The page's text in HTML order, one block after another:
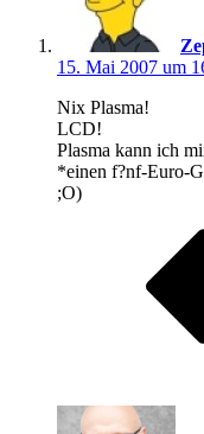
15. Mai 2007 um
Nix Plasma!
LCD!
Plasma kann ich
*einen f?nf-Euro-
;O)